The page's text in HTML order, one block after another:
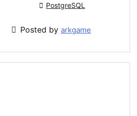
 PostgreSQL
 Posted by arkgame